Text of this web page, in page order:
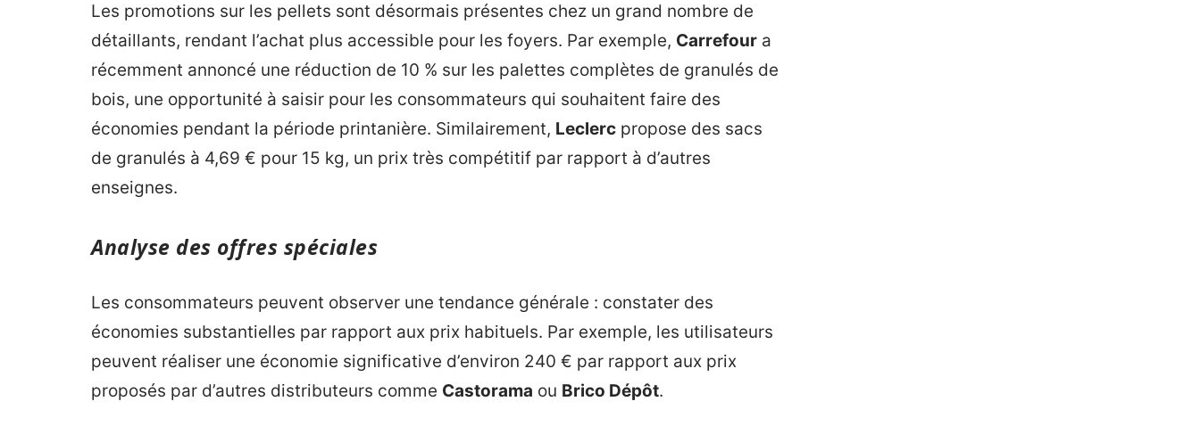
Les promotions sur les pellets sont désormais présentes chez un grand nombre de
détaillants, rendant l’achat plus accessible pour les foyers. Par exemple, Carrefour a
récemment annoncé une réduction de 10 % sur les palettes complètes de granulés de
bois, une opportunité à saisir pour les consommateurs qui souhaitent faire des
économies pendant la période printanière. Similairement, Leclerc propose des sacs
de granulés à 4,69 € pour 15 kg, un prix très compétitif par rapport à d’autres
enseignes.
Analyse des offres spéciales
Les consommateurs peuvent observer une tendance générale : constater des
économies substantielles par rapport aux prix habituels. Par exemple, les utilisateurs
peuvent réaliser une économie significative d’environ 240 € par rapport aux prix
proposés par d’autres distributeurs comme Castorama ou Brico Dépôt.